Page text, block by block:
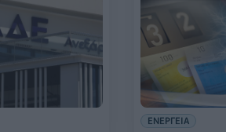
ΕΝΕΡΓΕΙΑ